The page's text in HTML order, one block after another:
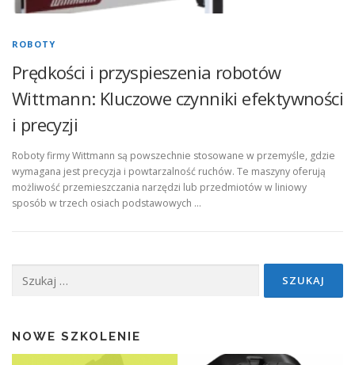
ROBOTY
Prędkości i przyspieszenia robotów
Wittmann: Kluczowe czynniki efektywności
i precyzji
Roboty firmy Wittmann są powszechnie stosowane w przemyśle, gdzie
wymagana jest precyzja i powtarzalność ruchów. Te maszyny oferują
możliwość przemieszczania narzędzi lub przedmiotów w liniowy
sposób w trzech osiach podstawowych …
NOWE SZKOLENIE